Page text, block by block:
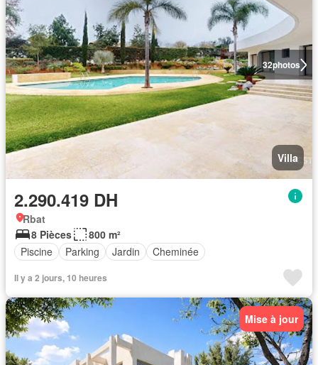
32photos
Villa
2.290.419 DH
Rbat
8 Pièces
800 m²
Piscine
Parking Jardin Cheminée
Il y a 2 jours, 10 heures
Mise à jour